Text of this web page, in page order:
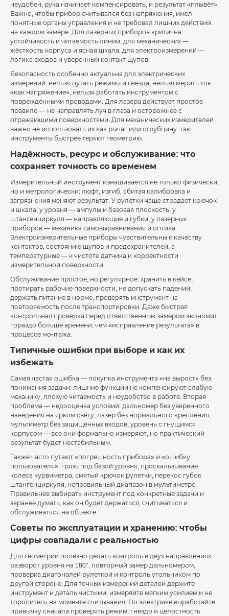
неудобен, рука начинает компенсировать, и результат «плывёт».
Важно, чтобы прибор считывался без напряжения, имел
понятные органы управления и не требовал лишних действий
на каждом замере. Для лазерных приборов критична
устойчивость и читаемость линии, для механических —
жёсткость корпуса и ясная шкала, для электроизмерений —
логика входов и уверенный контакт щупов.
Безопасность особенно актуальна для электрических
измерений: нельзя путать режимы и гнёзда, нельзя мерить ток
«как напряжение», нельзя работать инструментом с
повреждёнными проводами. Для лазера действует простое
правило — не направлять луч в глаза и осторожнее с
отражающими поверхностями. Для механических измерителей
важно не использовать их как рычаг или струбцину: так
инструменты быстрее теряют геометрию.
Надёжность, ресурс и обслуживание: что
сохраняет точность со временем
Измерительный инструмент изнашивается не только физически,
но и метрологически: люфт, изгиб, сбитая калибровка и
загрязнения меняют результат. У рулетки чаще страдает крючок
и шкала, у уровня — ампулы и базовая плоскость, у
штангенциркуля — направляющие и губки, у лазерных
приборов — механика самовыравнивания и оптика.
Электроизмерительные приборы чувствительны к качеству
контактов, состоянию щупов и предохранителей, а
температурные — к чистоте датчика и корректности
измерительной поверхности.
Обслуживание простое, но регулярное: хранить в кейсе,
протирать рабочие поверхности, не допускать падений,
держать питание в норме, проверять инструмент на
повторяемость после транспортировки. Даже быстрая
контрольная проверка перед ответственным замером экономит
гораздо больше времени, чем «исправление результата» в
процессе монтажа.
Типичные ошибки при выборе и как их
избежать
Самая частая ошибка — покупка инструмента «на вырост» без
понимания задачи: лишние функции не компенсируют слабую
механику, плохую читаемость и неудобство в работе. Вторая
проблема — недооценка условий: дальномер без уверенного
наведения на ярком свету, лазер без нормального крепления,
мультиметр без защищённых входов, уровень с гнущимся
корпусом — все они формально измеряют, но практический
результат будет нестабильным.
Также часто путают «погрешность прибора» и «ошибку
пользователя»: грязь под базой уровня, проскальзывание
колеса курвиметра, смятый крючок рулетки, перекос губок
штангенциркуля, неправильный диапазон в мультиметре.
Правильнее выбирать инструмент под конкретные задачи и
заранее думать, как он будет держаться, считываться и
обслуживаться на объекте.
Советы по эксплуатации и хранению: чтобы
цифры совпадали с реальностью
Для геометрии полезно делать контроль в двух направлениях:
разворот уровня на 180°, повторный замер дальномером,
проверка диагоналей рулеткой и контроль угольником по
другой стороне. Для точных измерений деталей держите
инструмент и деталь чистыми, измеряйте мягким усилием и не
торопитесь на моменте считывания. По электрике выработайте
привычку сначала проверять режим, гнездо и целостность